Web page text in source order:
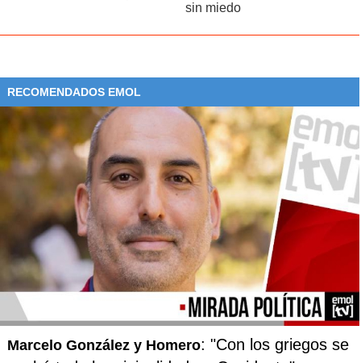
sin miedo
RECOMENDADOS EMOL
Marcelo González y Homero: "Con los griegos se